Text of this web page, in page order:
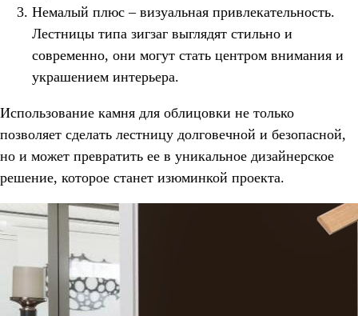
Немалый плюс – визуальная привлекательность.
Лестницы типа зигзаг выглядят стильно и
современно, они могут стать центром внимания и
украшением интерьера.
Использование камня для облицовки не только
позволяет сделать лестницу долговечной и безопасной,
но и может превратить ее в уникальное дизайнерское
решение, которое станет изюминкой проекта.